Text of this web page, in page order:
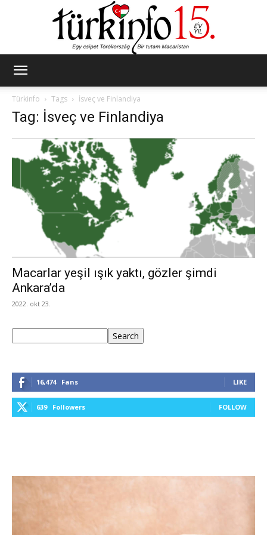
Türkinfo
Tags İsveç ve Finlandiya
Tag: İsveç ve Finlandiya
Macarlar yeşil ışık yaktı, gözler şimdi
Ankara’da
2022. okt 23.
Search
16,474 Fans LIKE
639 Followers FOLLOW